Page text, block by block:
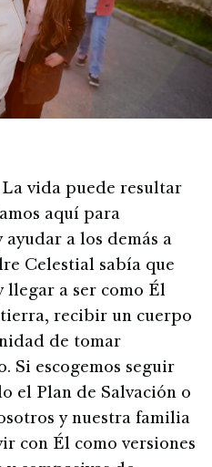
vida puede resultar
aquí para
a los demás a
Celestial sabía que
llegar a ser como Él
recibir un cuerpo
de tomar
Si escogemos seguir
el Plan de Salvación o
y nuestra familia
con Él como versiones